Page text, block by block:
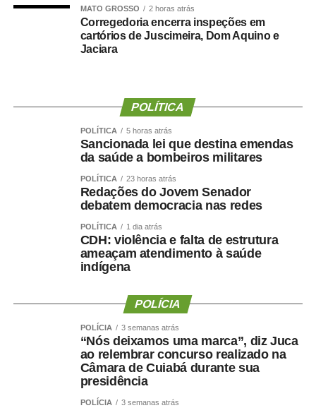
A partir da definição, afirmou o empresário, pessoas
foram mobilizadas e uma estrutura de campanha
começou a ser organizada.
governar Mato Grosso.”
A manifestação ocorre apenas dois dias depois de Maluf
confirmar publicamente sua indicação para a vice.
Durante a convenção do Novo, na quarta-feira (5), ele
chegou a descartar a possibilidade de uma nova
“Martelo batido, prego batido e ponta virada”, disse na
Novo, PL e MDB e afirmou que as siglas haviam chegado
A escolha de Farina representa uma mudança de última
hora na chapa de Wellington, depois de semanas de
negociações envolvendo a vaga de vice. Antes de ser
indicado, Maluf havia desistido de uma pré-candidatura
MATO GROSSO 2 horas atrás
Corregedoria encerra inspeções em
cartórios de Juscimeira, Dom Aquino e
Jaciara
POLÍTICA
POLÍTICA 5 horas atrás
Sancionada lei que destina emendas
da saúde a bombeiros militares
POLÍTICA 23 horas atrás
Redações do Jovem Senador
debatem democracia nas redes
POLÍTICA 1 dia atrás
CDH: violência e falta de estrutura
ameaçam atendimento à saúde
indígena
POLÍCIA
POLÍCIA 3 semanas atrás
“Nós deixamos uma marca”, diz Juca
ao relembrar concurso realizado na
Câmara de Cuiabá durante sua
presidência
POLÍCIA 3 semanas atrás